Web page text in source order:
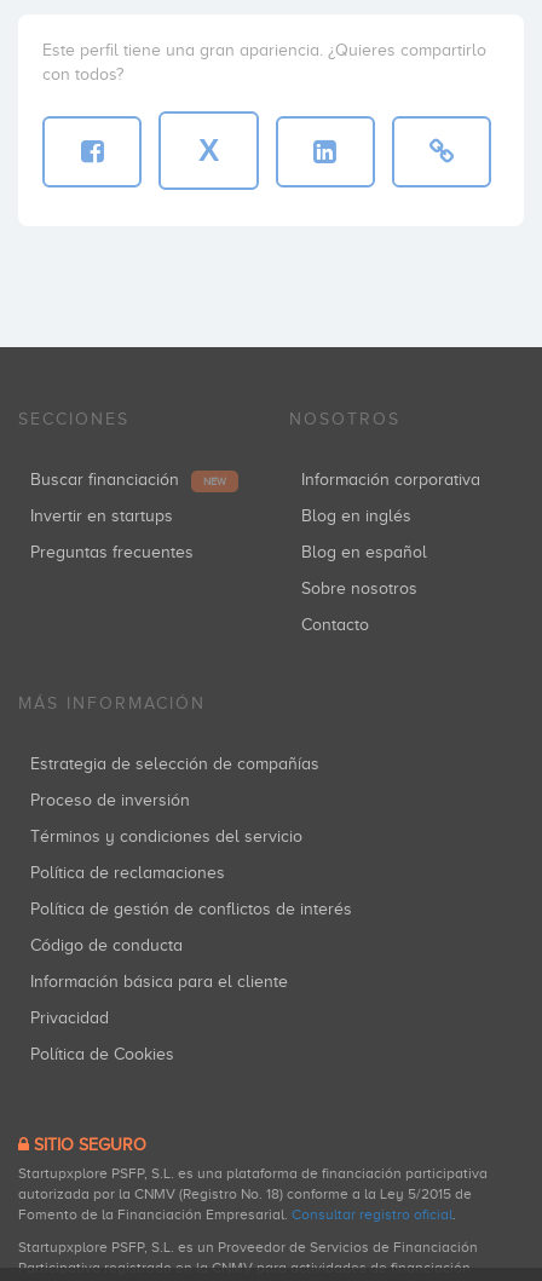
Este perfil tiene una gran apariencia. ¿Quieres compartirlo
con todos?
X
SECCIONES
Buscar financiación NEW
Invertir en startups
Preguntas frecuentes
NOSOTROS
Información corporativa
Blog en inglés
Blog en español
Sobre nosotros
Contacto
MÁS INFORMACIÓN
Estrategia de selección de compañías
Proceso de inversión
Términos y condiciones del servicio
Política de reclamaciones
Política de gestión de conflictos de interés
Código de conducta
Información básica para el cliente
Privacidad
Política de Cookies
SITIO SEGURO
Startupxplore PSFP, S.L. es una plataforma de financiación participativa
autorizada por la CNMV (Registro No. 18) conforme a la Ley 5/2015 de
Fomento de la Financiación Empresarial. Consultar registro oficial.
Startupxplore PSFP, S.L. es un Proveedor de Servicios de Financiación
Participativa registrado en la CNMV para actividades de financiación